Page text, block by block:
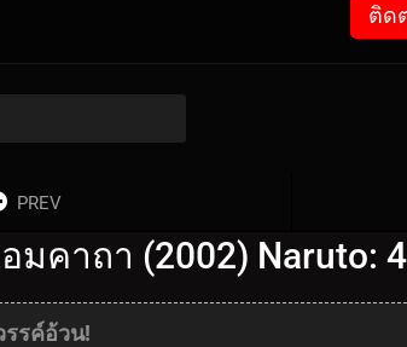
ติด
PREV
มคาถา (2002) Naruto:
รรค์อ้วน!